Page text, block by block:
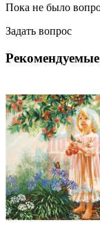
Пока не было
Задать вопрос